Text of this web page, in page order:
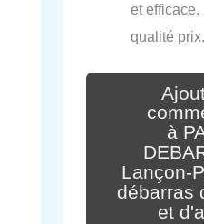
et efficace.
qualité prix.
à
Lançon-
débarras
et